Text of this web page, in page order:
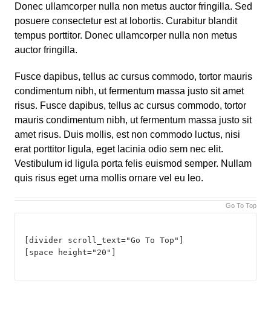
Donec ullamcorper nulla non metus auctor fringilla. Sed
posuere consectetur est at lobortis. Curabitur blandit
tempus porttitor. Donec ullamcorper nulla non metus
auctor fringilla.
Fusce dapibus, tellus ac cursus commodo, tortor mauris
condimentum nibh, ut fermentum massa justo sit amet
risus. Fusce dapibus, tellus ac cursus commodo, tortor
mauris condimentum nibh, ut fermentum massa justo sit
amet risus. Duis mollis, est non commodo luctus, nisi
erat porttitor ligula, eget lacinia odio sem nec elit.
Vestibulum id ligula porta felis euismod semper. Nullam
quis risus eget urna mollis ornare vel eu leo.
Go To Top
[divider scroll_text="Go To Top"]
[space height="20"]